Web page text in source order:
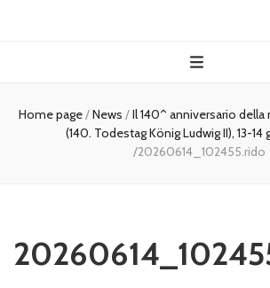
Home page/News /Il 140^ anniversario della
(140. Todestag König Ludwig II), 13-14
/20260614_102455.rido